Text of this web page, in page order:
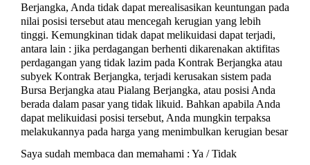
Berjangka, Anda tidak dapat merealisasikan keuntungan pada
nilai posisi tersebut atau mencegah kerugian yang lebih
tinggi. Kemungkinan tidak dapat melikuidasi dapat terjadi,
antara lain : jika perdagangan berhenti dikarenakan aktifitas
perdagangan yang tidak lazim pada Kontrak Berjangka atau
subyek Kontrak Berjangka, terjadi kerusakan sistem pada
Bursa Berjangka atau Pialang Berjangka, atau posisi Anda
berada dalam pasar yang tidak likuid. Bahkan apabila Anda
dapat melikuidasi posisi tersebut, Anda mungkin terpaksa
melakukannya pada harga yang menimbulkan kerugian besar
Saya sudah membaca dan memahami : Ya / Tidak